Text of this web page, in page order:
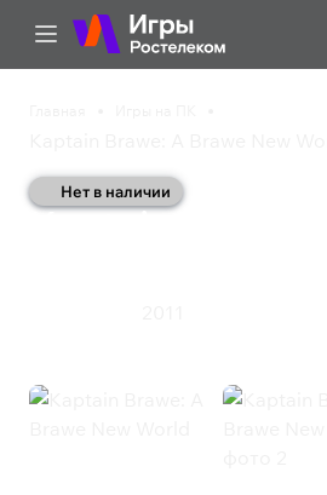
Нет в наличии
Kaptain Brawe: